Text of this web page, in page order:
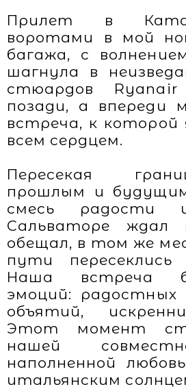
Прилет в
воротами в мой
багажа, с
шагнула в
стюардов Ryanair
позади, а впереди
встреча, к которой
всем сердцем.
Пересекая
прошлым и
смесь радости
Сальваторе ждал
обещал, в том же
пути
Наша встреча
эмоций: радостных
объятий,
Этот момент
нашей
наполненной
итальянским